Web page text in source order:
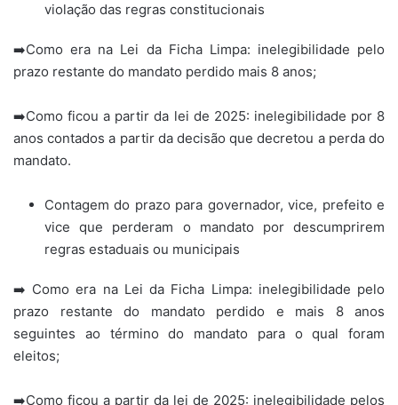
violação das regras constitucionais
➡️Como era na Lei da Ficha Limpa: inelegibilidade pelo
prazo restante do mandato perdido mais 8 anos;
➡️Como ficou a partir da lei de 2025: inelegibilidade por 8
anos contados a partir da decisão que decretou a perda do
mandato.
Contagem do prazo para governador, vice, prefeito e
vice que perderam o mandato por descumprirem
regras estaduais ou municipais
➡️ Como era na Lei da Ficha Limpa: inelegibilidade pelo
prazo restante do mandato perdido e mais 8 anos
seguintes ao término do mandato para o qual foram
eleitos;
➡️Como ficou a partir da lei de 2025: inelegibilidade pelos